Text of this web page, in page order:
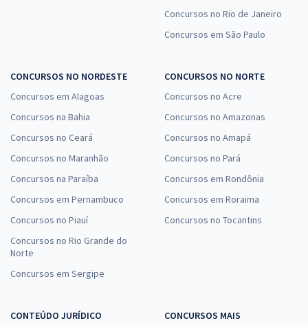
Concursos no Rio de Janeiro
Concursos em São Paulo
CONCURSOS NO NORDESTE
Concursos em Alagoas
Concursos na Bahia
Concursos no Ceará
Concursos no Maranhão
Concursos na Paraíba
Concursos em Pernambuco
Concursos no Piauí
Concursos no Rio Grande do
Norte
Concursos em Sergipe
CONCURSOS NO NORTE
Concursos no Acre
Concursos no Amazonas
Concursos no Amapá
Concursos no Pará
Concursos em Rondônia
Concursos em Roraima
Concursos no Tocantins
CONTEÚDO JURÍDICO
CONCURSOS MAIS